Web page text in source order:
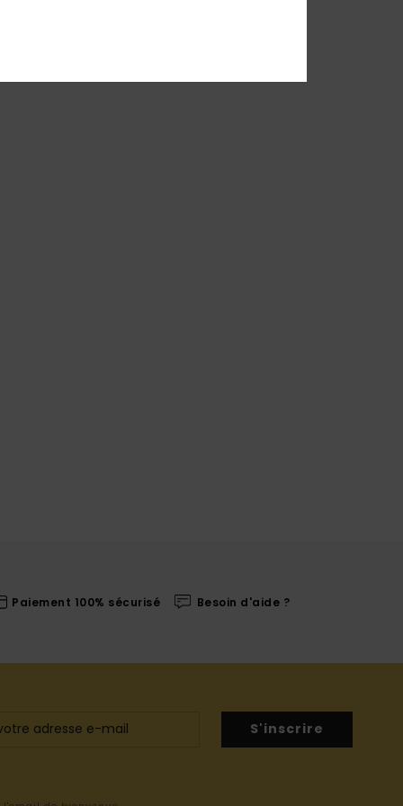
Paiement 100% sécurisé Besoin d'aide ?
S'inscrire